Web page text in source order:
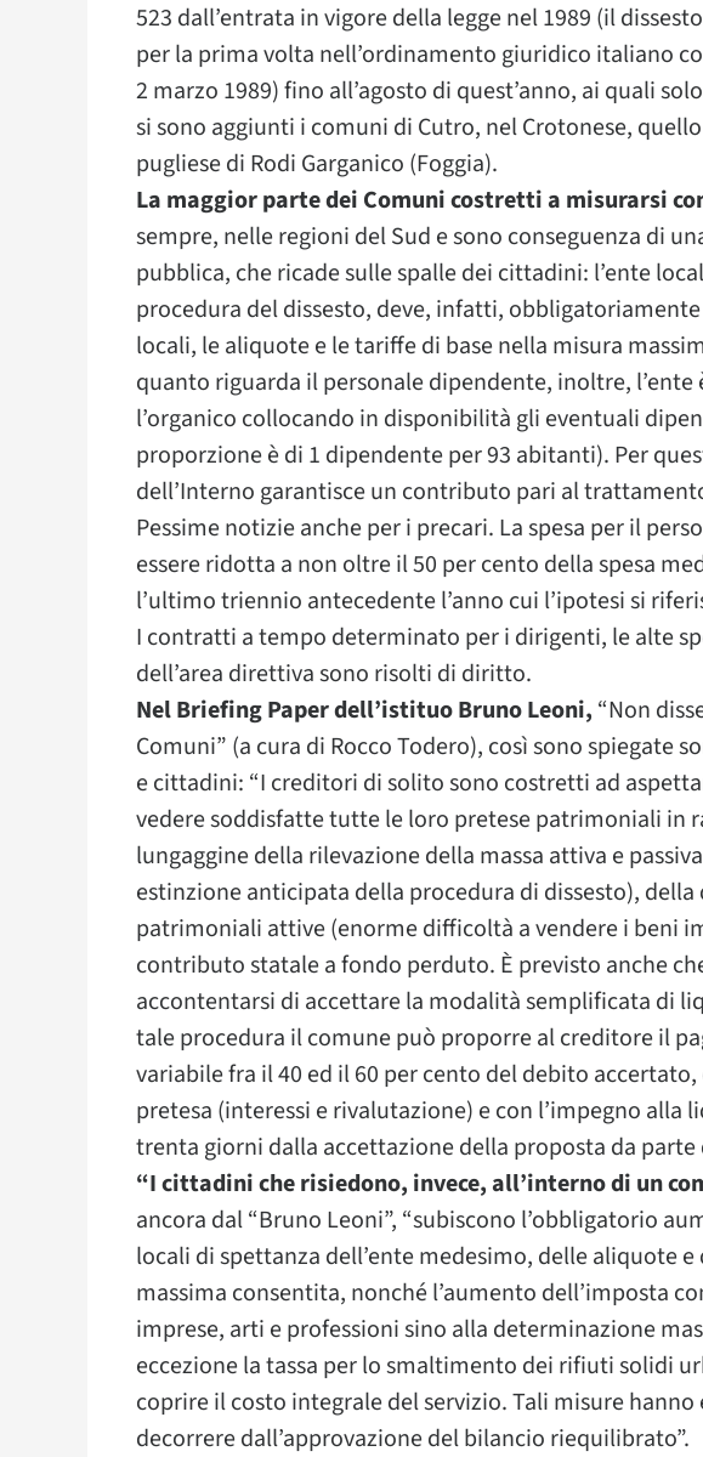
523 dall’entrata in vigore della legge nel 1989 (il
per la prima volta nell’ordinamento giuridico italiano
2 marzo 1989) fino all’agosto di quest’anno, ai quali
si sono aggiunti i comuni di Cutro, nel Crotonese,
pugliese di Rodi Garganico (Foggia).
La maggior parte dei Comuni costretti a misurarsi
sempre, nelle regioni del Sud e sono conseguenza di
pubblica, che ricade sulle spalle dei cittadini: l’ente
procedura del dissesto, deve, infatti,
locali, le aliquote e le tariffe di base nella misura
quanto riguarda il personale dipendente, inoltre,
l’organico collocando in disponibilità gli eventuali
proporzione è di 1 dipendente per 93 abitanti). Per
dell’Interno garantisce un contributo pari al
Pessime notizie anche per i precari. La spesa per il
essere ridotta a non oltre il 50 per cento della spesa
l’ultimo triennio antecedente l’anno cui l’ipotesi si
I contratti a tempo determinato per i dirigenti, le alte
dell’area direttiva sono risolti di diritto.
Nel Briefing Paper dell’istituo Bruno Leoni, “Non
Comuni” (a cura di Rocco Todero), così sono spiegate
e cittadini: “I creditori di solito sono costretti ad
vedere soddisfatte tutte le loro pretese patrimoniali in
lungaggine della rilevazione della massa attiva e
estinzione anticipata della procedura di dissesto),
patrimoniali attive (enorme difficoltà a vendere i beni
contributo statale a fondo perduto. È previsto anche
accontentarsi di accettare la modalità semplificata di
tale procedura il comune può proporre al creditore il
variabile fra il 40 ed il 60 per cento del debito
pretesa (interessi e rivalutazione) e con l’impegno
trenta giorni dalla accettazione della proposta da
“I cittadini che risiedono, invece, all’interno di un
ancora dal “Bruno Leoni”, “subiscono l’obbligatorio
locali di spettanza dell’ente medesimo, delle aliquote
massima consentita, nonché l’aumento dell’imposta
imprese, arti e professioni sino alla determinazione
eccezione la tassa per lo smaltimento dei rifiuti solidi
coprire il costo integrale del servizio. Tali misure
decorrere dall’approvazione del bilancio riequilibrato”.